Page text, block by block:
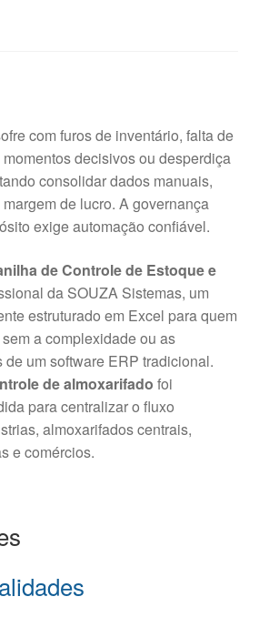
com furos de inventário, falta de
decisivos ou desperdiça
consolidar dados manuais,
de lucro. A governança
exige automação confiável.
de Controle de Estoque e
da SOUZA Sistemas, um
estruturado em Excel para quem
a complexidade ou as
um software ERP tradicional.
de almoxarifado foi
para centralizar o fluxo
almoxarifados centrais,
e comércios.